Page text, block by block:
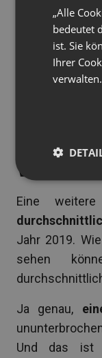
Webinare,
Demand
Wie
Eine
Jahr 2019.
sehen
Ja genau,
Und das
„Alle
bedeutet
ist. Sie
Ihrer